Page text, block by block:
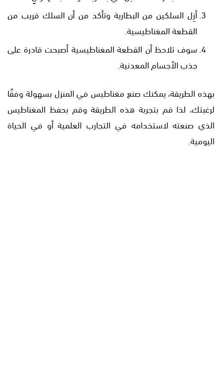
أزِل السلكين من البطارية وتأكد من أن السلك قريب من
القطعة المغناطيسية.
سوف تلاحظ أن القطعة المغناطيسية أصبحت قادرة على
جذب الأجسام المعدنية.
بهذه الطريقة، يمكنك صنع مغناطيس في المنزل بسهولة وفقًا
لرغبتك، لذا قم بتجربة هذه الطريقة وقم بحفظ المغناطيس
الذي صنعته لاستخدامه في التجارب العلمية أو في الحياة
اليومية.